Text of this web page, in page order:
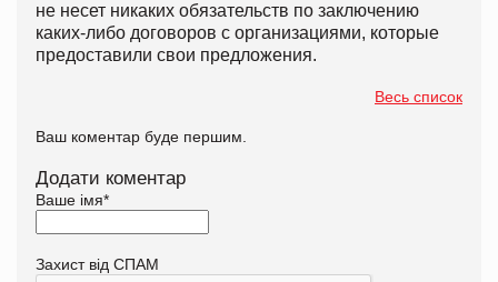
не несет никаких обязательств по заключению
каких-либо договоров с организациями, которые
предоставили свои предложения.
Весь список
Ваш коментар буде першим.
Додати коментар
Ваше імя*
Захист від СПАМ